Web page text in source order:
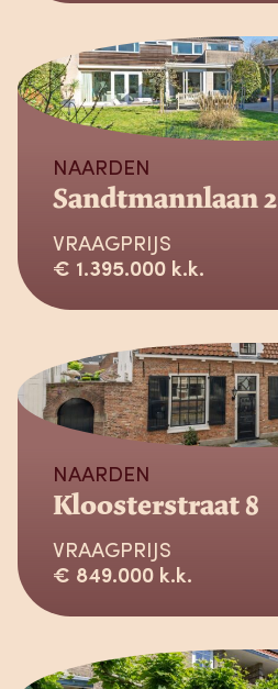
Verkocht
NAARDEN
Sandtmannlaan 2
VRAAGPRIJS
€ 1.395.000 k.k.
Verkocht
NAARDEN
Kloosterstraat 8
VRAAGPRIJS
€ 849.000 k.k.